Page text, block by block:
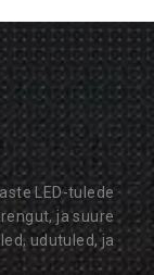
LED-tulede
ja suure
udutuled, ja